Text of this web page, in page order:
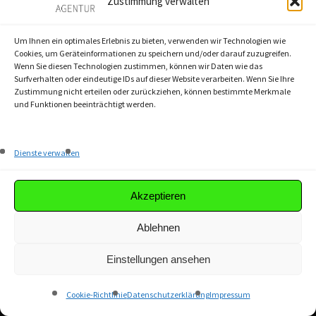
Um Ihnen ein optimales Erlebnis zu bieten, verwenden wir Technologien wie
Cookies, um Geräteinformationen zu speichern und/oder darauf zuzugreifen.
Wenn Sie diesen Technologien zustimmen, können wir Daten wie das
Surfverhalten oder eindeutige IDs auf dieser Website verarbeiten. Wenn Sie Ihre
Zustimmung nicht erteilen oder zurückziehen, können bestimmte Merkmale
und Funktionen beeinträchtigt werden.
Dienste verwalten
Akzeptieren
Ablehnen
Einstellungen ansehen
Cookie-RichtlinieDatenschutzerklärungImpressum
textbest GmbH
D-10557 Berlin
Tel.: +49 (30) 3988 7416
E-Mail:anfrage@textbest.de
Datenschutz
Cookie-Richtlinie
ZWEIGSTELLE